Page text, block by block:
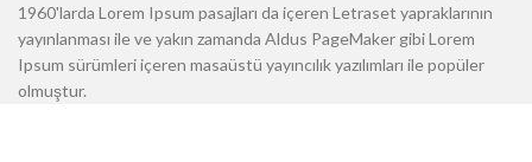
1960'larda Lorem Ipsum pasajları da içeren Letraset yapraklarının
yayınlanması ile ve yakın zamanda Aldus PageMaker gibi Lorem
Ipsum sürümleri içeren masaüstü yayıncılık yazılımları ile popüler
olmuştur.